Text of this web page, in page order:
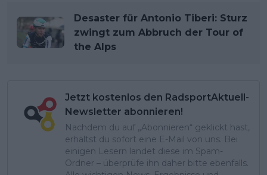
Desaster für Antonio Tiberi: Sturz
zwingt zum Abbruch der Tour of
the Alps
Jetzt kostenlos den RadsportAktuell-
Newsletter abonnieren!
Nachdem du auf „Abonnieren“ geklickt hast,
erhältst du sofort eine E-Mail von uns. Bei
einigen Lesern landet diese im Spam-
Ordner – überprüfe ihn daher bitte ebenfalls.